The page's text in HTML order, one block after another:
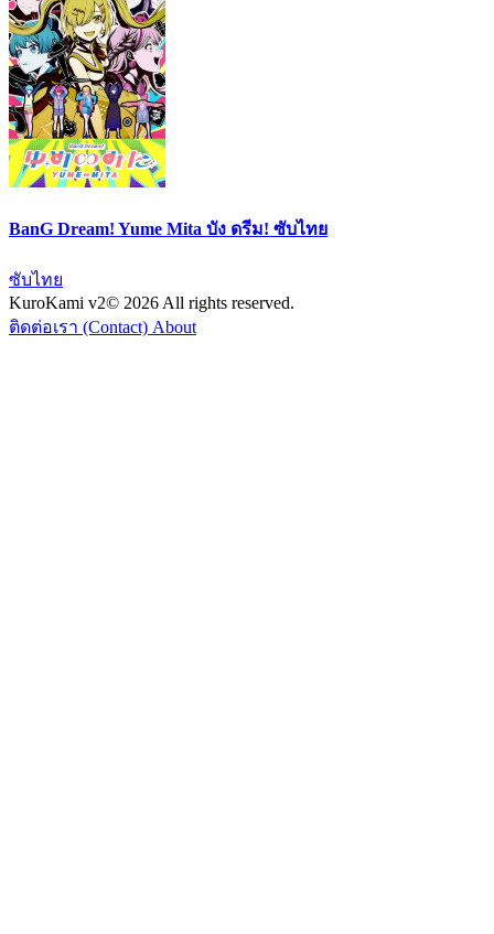
BanG Dream! Yume Mita บัง ดรีม! ซับไทย
ซับไทย
KuroKami v2© 2026 All rights reserved.
ติดต่อเรา (Contact) About